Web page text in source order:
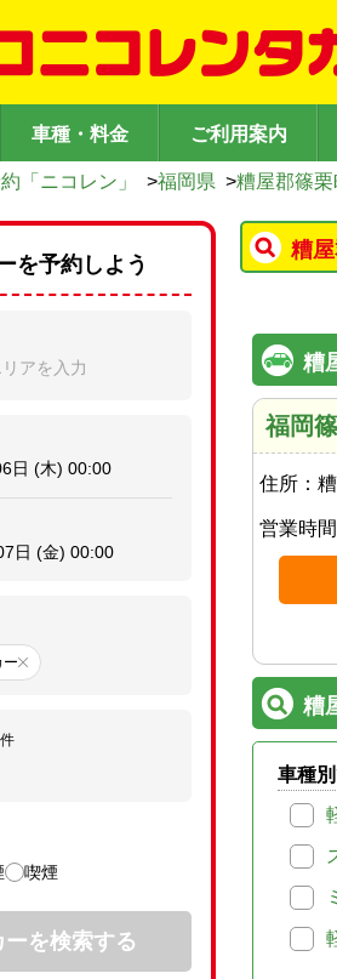
車種・料金 ご利用案内
「ニコレン」 >福岡県 >糟屋郡篠栗
糟
糟
福岡
住所：
営業時間
糟
車種
を予約しよう
アを入力
日 (木) 00:00
日 (金) 00:00
ー
喫煙
ーを検索する